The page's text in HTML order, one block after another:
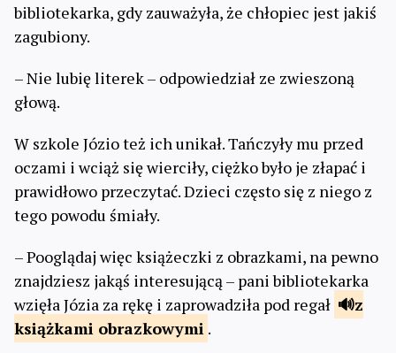
bibliotekarka, gdy zauważyła, że chłopiec jest jakiś
zagubiony.
– Nie lubię literek – odpowiedział ze zwieszoną
głową.
W szkole Józio też ich unikał. Tańczyły mu przed
oczami i wciąż się wierciły, ciężko było je złapać i
prawidłowo przeczytać. Dzieci często się z niego z
tego powodu śmiały.
– Pooglądaj więc książeczki z obrazkami, na pewno
znajdziesz jakąś interesującą – pani bibliotekarka
wzięła Józia za rękę i zaprowadziła pod regał
z
książkami obrazkowymi .